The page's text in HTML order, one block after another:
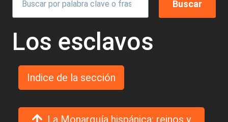
Los esclavos
Indice de la sección
La Monarquía hispánica: reinos y